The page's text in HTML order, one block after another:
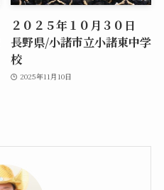
２０２５年１０月３０日
長野県/小諸市立小諸東中学
校
2025年11月10日